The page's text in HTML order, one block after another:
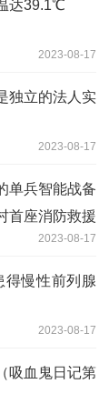
达39.1℃
2023-08-17
独立的法人实
2023-08-17
单兵智能战备
首座消防救援
2023-08-17
得慢性前列腺
2023-08-17
吸血鬼日记第